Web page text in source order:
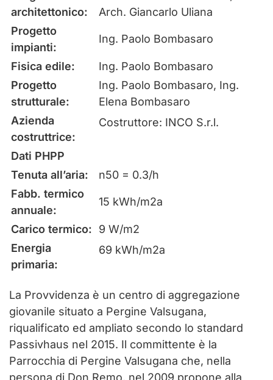
architettonico:
Arch. Giancarlo Uliana
Progetto
impianti:
Ing. Paolo Bombasaro
Fisica edile:
Ing. Paolo Bombasaro
Progetto
strutturale:
Ing. Paolo Bombasaro, Ing.
Elena Bombasaro
Azienda
costruttrice:
Costruttore: INCO S.r.l.
Dati PHPP
Tenuta all’aria:
n50 = 0.3/h
Fabb. termico
annuale:
15 kWh/m2a
Carico termico:
9 W/m2
Energia
primaria:
69 kWh/m2a
La Provvidenza è un centro di aggregazione
giovanile situato a Pergine Valsugana,
riqualificato ed ampliato secondo lo standard
Passivhaus nel 2015. Il committente è la
Parrocchia di Pergine Valsugana che, nella
persona di Don Remo, nel 2009 propone alla